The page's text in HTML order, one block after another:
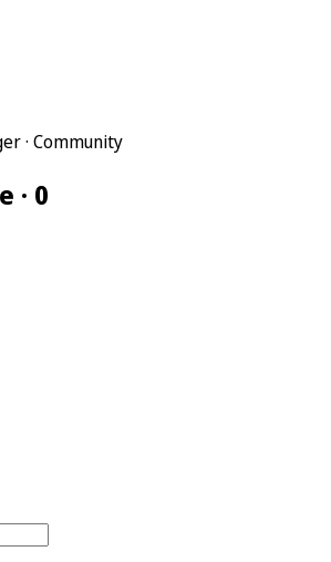
· Community
· 0